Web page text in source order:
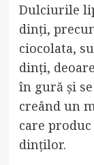
Dulciurile
dinți,
ciocolata,
dinți,
în gură și
creând un
care
dinților.